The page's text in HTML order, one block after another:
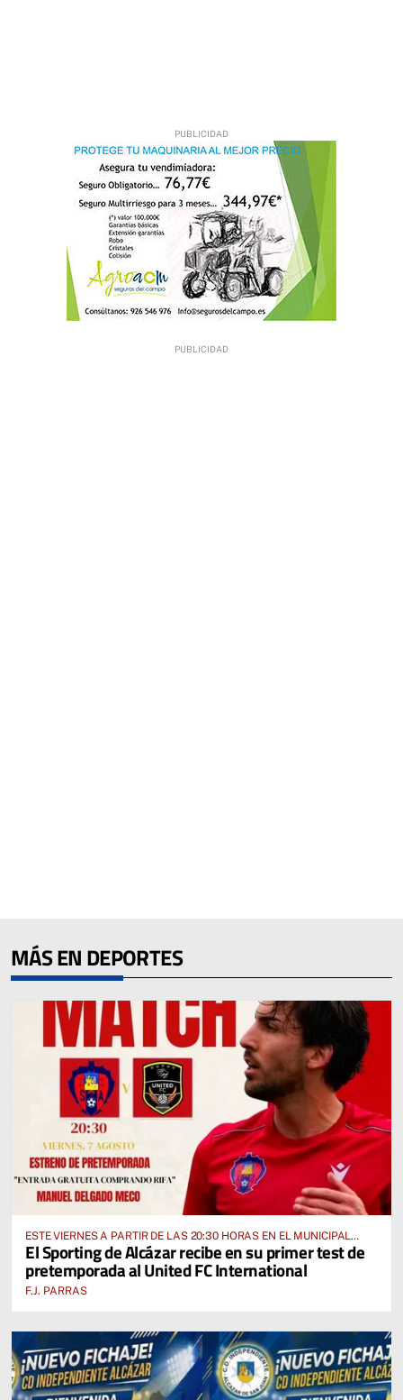
MÁS EN DEPORTES
ESTE VIERNES A PARTIR DE LAS 20:30 HORAS EN EL MUNICIPAL
“MANUEL DELGADO MECO”
El Sporting de Alcázar recibe en su primer test de
pretemporada al United FC International
F.J. PARRAS